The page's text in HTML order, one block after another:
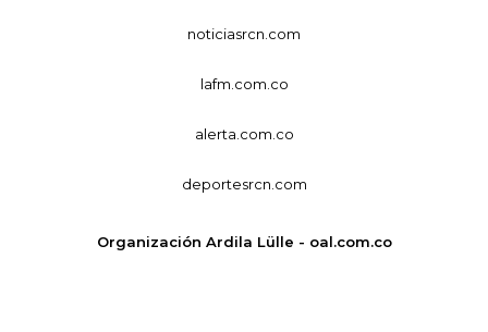
noticiasrcn.com
lafm.com.co
alerta.com.co
deportesrcn.com
Organización Ardila Lülle - oal.com.co